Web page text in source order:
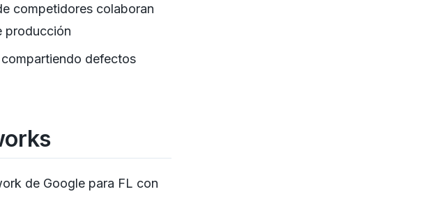
competidores colaboran
producción
defectos
de Google para FL con